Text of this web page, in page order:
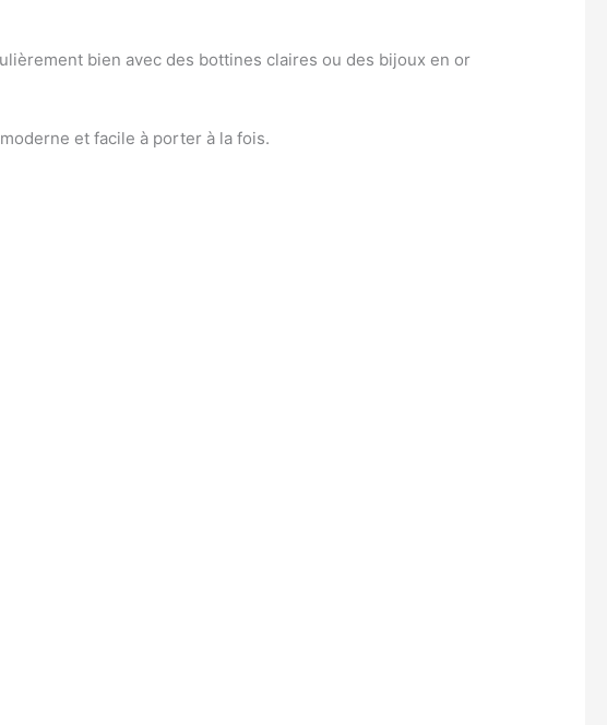
bien avec des bottines claires ou des bijoux en or
et facile à porter à la fois.